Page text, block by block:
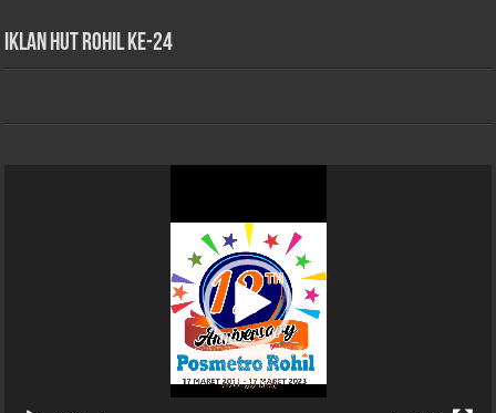
iklan HUT Rohil Ke-24